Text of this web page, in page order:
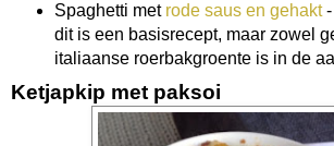
Spaghetti met rode saus en gehakt-
dit is een basisrecept, maar zowel
italiaanse roerbakgroente is in de
Ketjapkip met paksoi